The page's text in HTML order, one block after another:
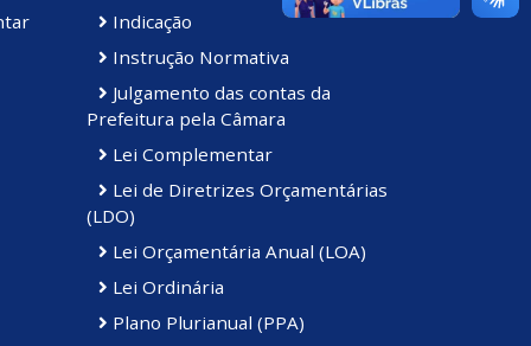
Indicação
Instrução Normativa
Julgamento das contas da
Prefeitura pela Câmara
Lei Complementar
Lei de Diretrizes Orçamentárias
(LDO)
Lei Orçamentária Anual (LOA)
Lei Ordinária
Plano Plurianual (PPA)